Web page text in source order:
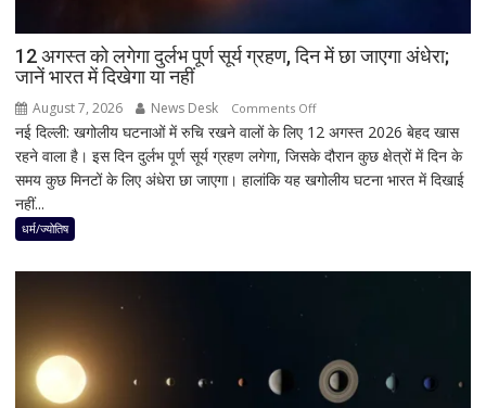
भूमिका
नहीं
12 अगस्त को लगेगा दुर्लभ पूर्ण सूर्य ग्रहण, दिन में छा जाएगा अंधेरा;
जानें भारत में दिखेगा या नहीं
August 7, 2026 News Desk Comments Offon
12
अगस्त
को
सूर्य
छा
जाएगा
नई दिल्ली: खगोलीय घटनाओं में रुचि रखने वालों के लिए 12 अगस्त 2026 बेहद खास
रहने वाला है। इस दिन दुर्लभ पूर्ण सूर्य ग्रहण लगेगा, जिसके दौरान कुछ क्षेत्रों में दिन के
समय कुछ मिनटों के लिए अंधेरा छा जाएगा। हालांकि यह खगोलीय घटना भारत में दिखाई
नहीं...
धर्म/ज्योतिष